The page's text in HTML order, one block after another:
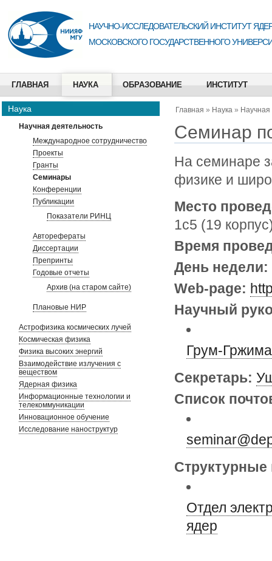
НАУЧНО-ИССЛЕДОВАТЕЛЬСКИЙ ИНСТИТУТ
МОСКОВСКОГО ГОСУДАРСТВЕННОГО
ГЛАВНАЯ НАУКА ОБРАЗОВАНИЕ ИНСТИТУТ
Наука
Научная деятельность
Международное сотрудничество
Проекты
Гранты
Семинары
Конференции
Публикации
Показатели РИНЦ
Авторефераты
Диссертации
Препринты
Годовые отчеты
Архив (на старом сайте)
Плановые НИР
Астрофизика космических лучей
Космическая физика
Физика высоких энергий
Взаимодействие излучения с
веществом
Ядерная физика
Информационные технологии и
телекоммуникации
Инновационное обучение
Исследование наноструктур
Главная » Наука » Научная
Семинар
На семинаре
физике и
Место
1с5 (19
Время
День недели:
Web-page:
Научный
Грум-
Секретарь:
Список
Структурные
Отдел
ядер